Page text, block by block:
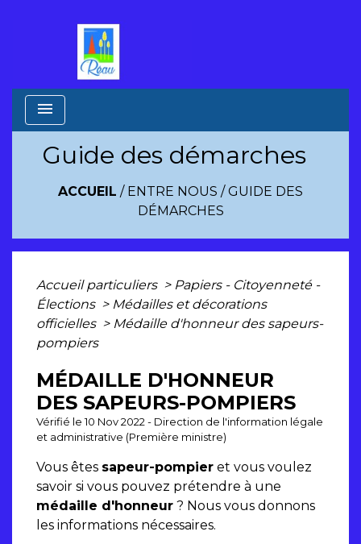
menu
Guide des démarches
ACCUEIL / ENTRE NOUS /GUIDE DES
DÉMARCHES
Accueil particuliers > Papiers - Citoyenneté -
Élections > Médailles et décorations
officielles > Médaille d'honneur des sapeurs-
pompiers
MÉDAILLE D'HONNEUR
DES SAPEURS-POMPIERS
Vérifié le 10 Nov 2022 - Direction de l'information légale
et administrative (Première ministre)
Vous êtes sapeur-pompier et vous voulez
savoir si vous pouvez prétendre à une
médaille d'honneur ? Nous vous donnons
les informations nécessaires.